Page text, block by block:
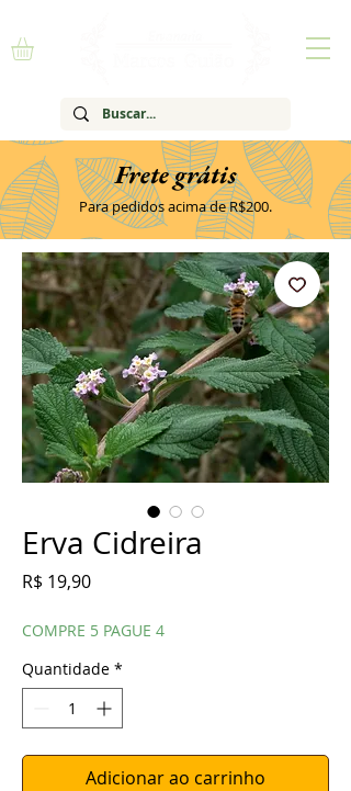
Frete grátis
Para pedidos acima de R$200.
Erva Cidreira
R$ 19,90Preço
COMPRE 5 PAGUE 4
Quantidade *
Adicionar ao carrinho